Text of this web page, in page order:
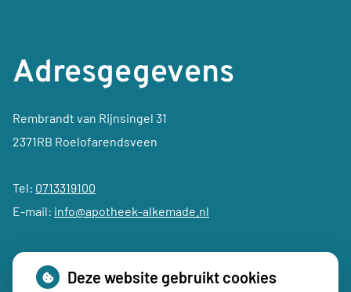
Adresgegevens
Rembrandt van Rijnsingel 31
2371RB Roelofarendsveen
Tel: 0713319100
E-mail: info@apotheek-alkemade.nl
Deze website gebruikt cookies